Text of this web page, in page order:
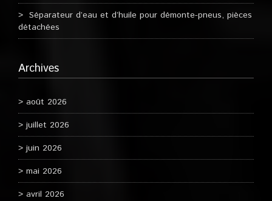
Séparateur d’eau et d’huile pour démonte-pneus, pièces
détachées
Archives
août 2026
juillet 2026
juin 2026
mai 2026
avril 2026